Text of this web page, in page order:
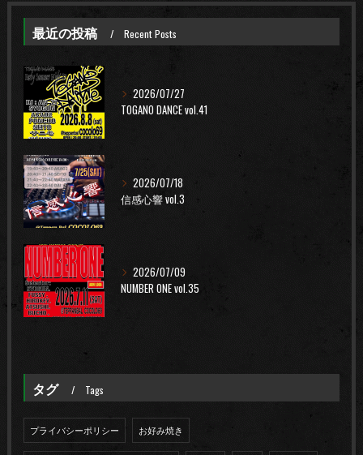
最近の投稿 Recent Posts
2026/07/27
TOGANO DANCE vol.41
2026/07/18
信感心響 vol.3
2026/07/09
NUMBER ONE vol.35
タグ Tags
プライバシーポリシー お好み焼き